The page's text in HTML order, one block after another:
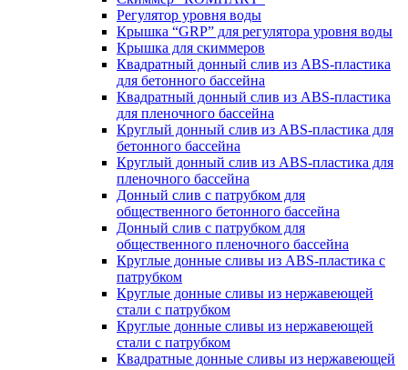
Регулятор уровня воды
Крышка “GRP” для регулятора уровня воды
Крышка для скиммеров
Квадратный донный слив из ABS-пластика
для бетонного бассейна
Квадратный донный слив из ABS-пластика
для пленочного бассейна
Круглый донный слив из ABS-пластика для
бетонного бассейна
Круглый донный слив из ABS-пластика для
пленочного бассейна
Донный слив с патрубком для
общественного бетонного бассейна
Донный слив с патрубком для
общественного пленочного бассейна
Круглые донные сливы из ABS-пластика с
патрубком
Круглые донные сливы из нержавеющей
стали с патрубком
Круглые донные сливы из нержавеющей
стали с патрубком
Квадратные донные сливы из нержавеющей